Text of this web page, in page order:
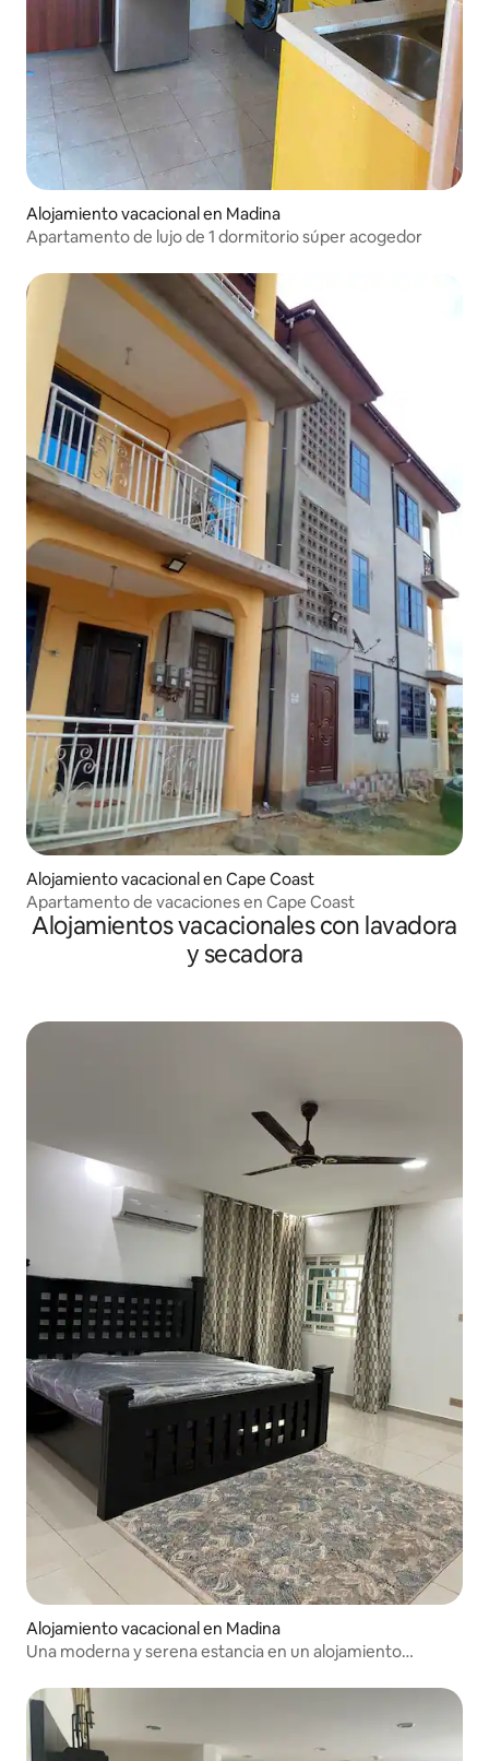
Alojamiento vacacional en Madina
Apartamento de lujo de 1 dormitorio súper acogedor
Alojamiento vacacional en Cape Coast
Apartamento de vacaciones en Cape Coast
Alojamientos vacacionales con lavadora
y secadora
Alojamiento vacacional en Madina
Una moderna y serena estancia en un alojamiento